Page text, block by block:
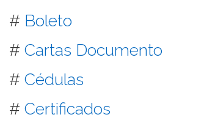
# Boleto
#Cartas Documento
#Cédulas
#Certificados